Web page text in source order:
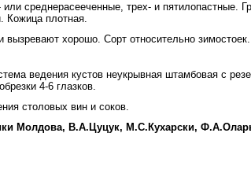
среднерасееченные, трех- и пятилопастные.
Кожица плотная.
вызревают хорошо. Сорт относительно
ведения кустов неукрывная штамбовая с
4-6 глазков.
столовых вин и соков.
Молдова, В.А.Цуцук, М.С.Кухарски,